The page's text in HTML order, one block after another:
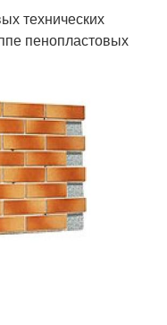
технических
пенопластовых